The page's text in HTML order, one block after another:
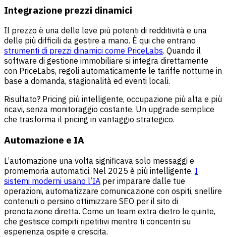
Integrazione prezzi dinamici
Il prezzo è una delle leve più potenti di redditività e una
delle più difficili da gestire a mano. È qui che entrano
strumenti di prezzi dinamici come PriceLabs. Quando il
software di gestione immobiliare si integra direttamente
con PriceLabs, regoli automaticamente le tariffe notturne in
base a domanda, stagionalità ed eventi locali.
Risultato? Pricing più intelligente, occupazione più alta e più
ricavi, senza monitoraggio costante. Un upgrade semplice
che trasforma il pricing in vantaggio strategico.
Automazione e IA
L’automazione una volta significava solo messaggi e
promemoria automatici. Nel 2025 è più intelligente. I
sistemi moderni usano l’IA per imparare dalle tue
operazioni, automatizzare comunicazione con ospiti, snellire
contenuti o persino ottimizzare SEO per il sito di
prenotazione diretta. Come un team extra dietro le quinte,
che gestisce compiti ripetitivi mentre ti concentri su
esperienza ospite e crescita.